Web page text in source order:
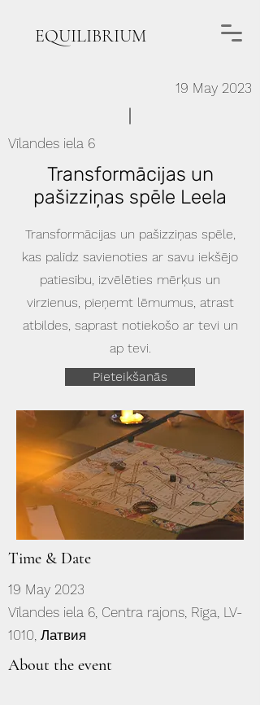
EQUILIBRIUM
19 May 2023
Vīlandes iela 6
Transformācijas un
pašizziņas spēle Leela
Transformācijas un pašizziņas spēle,
kas palīdz savienoties ar savu iekšējo
patiesību, izvēlēties mērķus un
virzienus, pieņemt lēmumus, atrast
atbildes, saprast notiekošo ar tevi un
ap tevi.
Pieteikšanās
Time & Date
19 May 2023
Vīlandes iela 6, Centra rajons, Rīga, LV-
1010, Латвия
About the event